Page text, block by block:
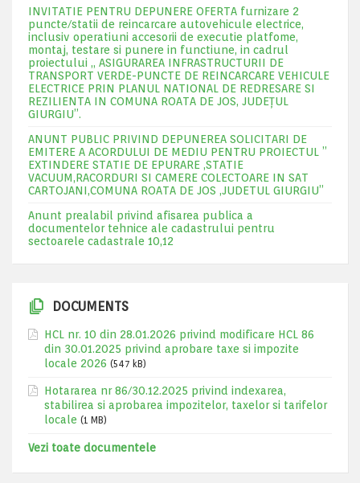
INVITATIE PENTRU DEPUNERE OFERTA furnizare 2
puncte/statii de reincarcare autovehicule electrice,
inclusiv operatiuni accesorii de executie platfome,
montaj, testare si punere in functiune, in cadrul
proiectului „ ASIGURAREA INFRASTRUCTURII DE
TRANSPORT VERDE-PUNCTE DE REINCARCARE VEHICULE
ELECTRICE PRIN PLANUL NATIONAL DE REDRESARE SI
REZILIENTA IN COMUNA ROATA DE JOS, JUDEŢUL
GIURGIU”.
ANUNT PUBLIC PRIVIND DEPUNEREA SOLICITARI DE
EMITERE A ACORDULUI DE MEDIU PENTRU PROIECTUL ”
EXTINDERE STATIE DE EPURARE ,STATIE
VACUUM,RACORDURI SI CAMERE COLECTOARE IN SAT
CARTOJANI,COMUNA ROATA DE JOS ,JUDETUL GIURGIU”
Anunt prealabil privind afisarea publica a
documentelor tehnice ale cadastrului pentru
sectoarele cadastrale 10,12
DOCUMENTS
HCL nr. 10 din 28.01.2026 privind modificare HCL 86
din 30.01.2025 privind aprobare taxe si impozite
locale 2026 (547 kB)
Hotararea nr 86/30.12.2025 privind indexarea,
stabilirea si aprobarea impozitelor, taxelor si tarifelor
locale (1 MB)
Vezi toate documentele